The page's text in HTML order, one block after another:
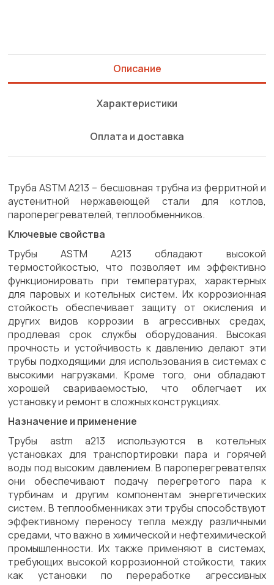
Описание
Характеристики
Оплата и доставка
Труба ASTM A213 – бесшовная трубна из ферритной и
аустенитной нержавеющей стали для котлов,
пароперегревателей, теплообменников.
Ключевые свойства
Трубы ASTM A213 обладают высокой
термостойкостью, что позволяет им эффективно
функционировать при температурах, характерных
для паровых и котельных систем. Их коррозионная
стойкость обеспечивает защиту от окисления и
других видов коррозии в агрессивных средах,
продлевая срок службы оборудования. Высокая
прочность и устойчивость к давлению делают эти
трубы подходящими для использования в системах с
высокими нагрузками. Кроме того, они обладают
хорошей свариваемостью, что облегчает их
установку и ремонт в сложных конструкциях.
Назначение и применение
Трубы astm a213 используются в котельных
установках для транспортировки пара и горячей
воды под высоким давлением. В пароперегревателях
они обеспечивают подачу перегретого пара к
турбинам и другим компонентам энергетических
систем. В теплообменниках эти трубы способствуют
эффективному переносу тепла между различными
средами, что важно в химической и нефтехимической
промышленности. Их также применяют в системах,
требующих высокой коррозионной стойкости, таких
как установки по переработке агрессивных